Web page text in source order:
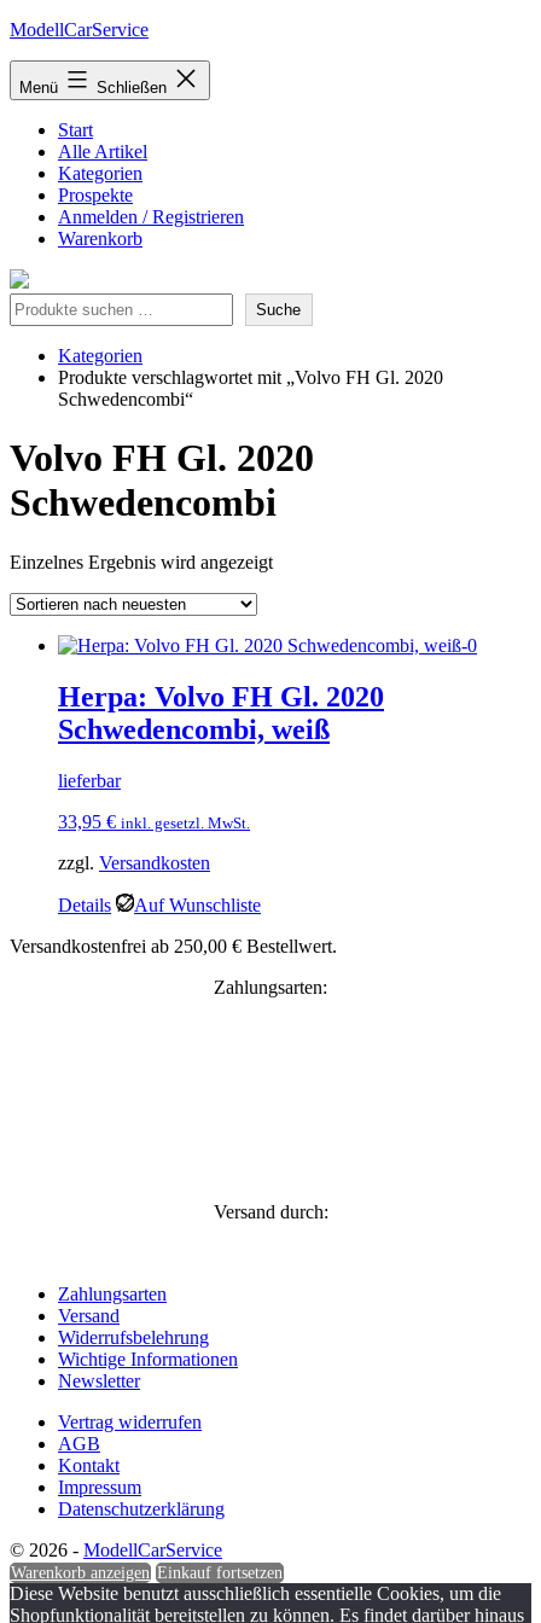
Zum
springen
ModellCarService
Menü Schließen
Start
Alle Artikel
Kategorien
Prospekte
Anmelden / Registrieren
Warenkorb
Suche Suche
Kategorien
Produkte verschlagwortet mit „Volvo FH Gl. 2020
Schwedencombi“
Volvo FH Gl. 2020
Schwedencombi
Einzelnes Ergebnis wird angezeigt
Herpa: Volvo FH Gl. 2020
Schwedencombi, weiß
lieferbar
33,95 € inkl. gesetzl. MwSt.
zzgl. Versandkosten
Details
Auf Wunschliste
Versandkostenfrei ab 250,00 € Bestellwert.
Zahlungsarten:
Versand durch:
Zahlungsarten
Versand
Widerrufsbelehrung
Wichtige Informationen
Newsletter
Vertrag widerrufen
AGB
Kontakt
Impressum
Datenschutzerklärung
© 2026 - ModellCarService
Warenkorb anzeigen Einkauf fortsetzen
Diese Website benutzt ausschließlich essentielle Cookies, um die
Shopfunktionalität bereitstellen zu können. Es findet darüber hinaus